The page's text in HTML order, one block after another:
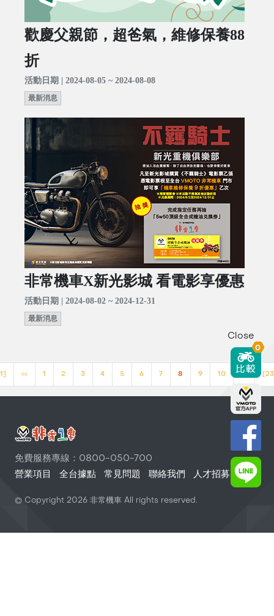
歡慶父親節，超爸氣，維修保養88
折
活動日期 | 2024-08-05 ~ 2024-08-08
最新消息
非常機車X新光影城 看電影享優惠
活動日期 | 2024-08-02 ~ 2024-12-31
最新消息
<< 1 2 3 4 5 6 7 8 9 10 >>
免費服務專線：0800-050-700
營業項目
全台據點 常見問題 聯絡我們 人才招募
© Copyright 2026 非常機車 All rights reserved.
Close
0